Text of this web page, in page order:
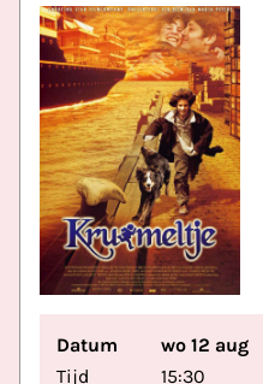
Datum
wo 12 aug
Tijd
15:30